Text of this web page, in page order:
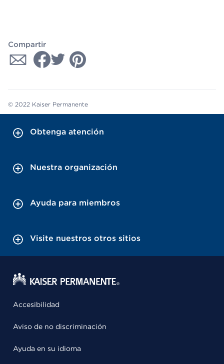
Compartir
© 2022 Kaiser Permanente
Obtenga atención
Nuestra organización
Ayuda para miembros
Visite nuestros otros sitios
Accesibilidad
Aviso de no discriminación
Ayuda en su idioma